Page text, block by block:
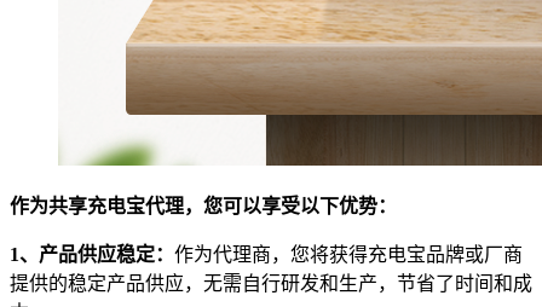
作为共享充电宝代理，您可以享受以下优势：
1、产品供应稳定： 作为代理商，您将获得充电宝品牌或厂商
提供的稳定产品供应，无需自行研发和生产，节省了时间和成